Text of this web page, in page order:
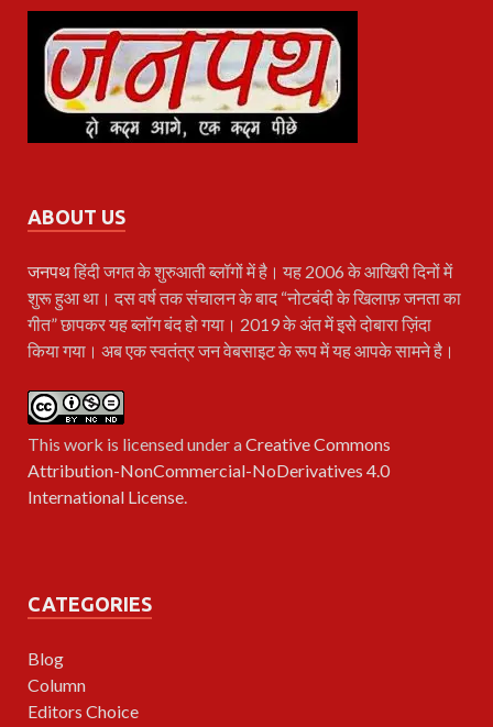
ABOUT US
जनपथहिंदी जगत के शुरुआती ब्लॉगों में है। यह 2006 के आखिरी दिनों में
शुरू हुआ था। दस वर्ष तक संचालन के बाद “नोटबंदी के खिलाफ़ जनता का
गीत” छापकर यह ब्लॉग बंद हो गया। 2019 के अंत में इसे दोबारा ज़िंदा
किया गया। अब एक स्वतंत्र जन वेबसाइट के रूप में यह आपके सामने है।
This work is licensed under aCreative Commons
Attribution-NonCommercial-NoDerivatives 4.0
International License
CATEGORIES
Blog
Column
Editors Choice